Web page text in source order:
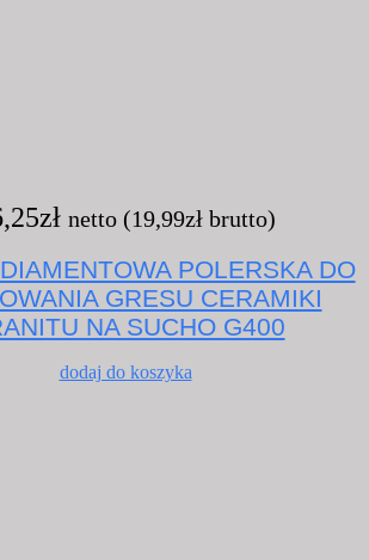
zł netto (19,99zł brutto)
POLERSKA DO
GRESU CERAMIKI
NA SUCHO G400
dodaj do koszyka